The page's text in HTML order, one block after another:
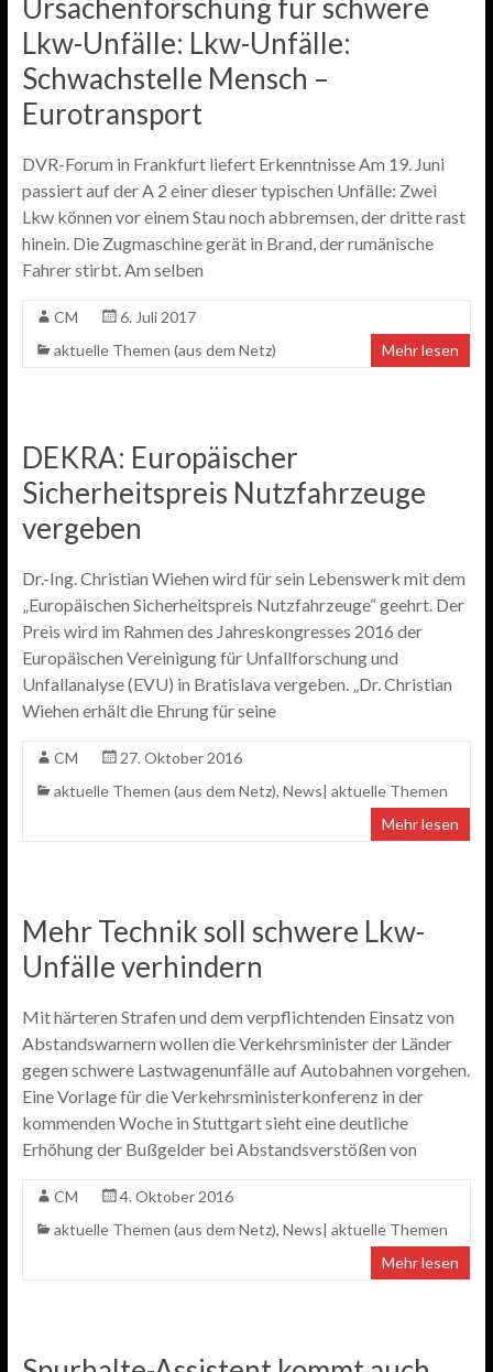
Ursachenforschung für schwere
Lkw-Unfälle: Lkw-Unfälle:
Schwachstelle Mensch –
Eurotransport
DVR-Forum in Frankfurt liefert Erkenntnisse Am 19. Juni
passiert auf der A 2 einer dieser typischen Unfälle: Zwei
Lkw können vor einem Stau noch abbremsen, der dritte rast
hinein. Die Zugmaschine gerät in Brand, der rumänische
Fahrer stirbt. Am selben
CM
6. Juli 2017
aktuelle Themen (aus dem Netz)
Mehr lesen
DEKRA: Europäischer
Sicherheitspreis Nutzfahrzeuge
vergeben
Dr.-Ing. Christian Wiehen wird für sein Lebenswerk mit dem
„Europäischen Sicherheitspreis Nutzfahrzeuge“ geehrt. Der
Preis wird im Rahmen des Jahreskongresses 2016 der
Europäischen Vereinigung für Unfallforschung und
Unfallanalyse (EVU) in Bratislava vergeben. „Dr. Christian
Wiehen erhält die Ehrung für seine
CM
27. Oktober 2016
aktuelle Themen (aus dem Netz), News| aktuelle Themen
Mehr lesen
Mehr Technik soll schwere Lkw-
Unfälle verhindern
Mit härteren Strafen und dem verpflichtenden Einsatz von
Abstandswarnern wollen die Verkehrsminister der Länder
gegen schwere Lastwagenunfälle auf Autobahnen vorgehen.
Eine Vorlage für die Verkehrsministerkonferenz in der
kommenden Woche in Stuttgart sieht eine deutliche
Erhöhung der Bußgelder bei Abstandsverstößen von
CM
4. Oktober 2016
aktuelle Themen (aus dem Netz), News| aktuelle Themen
Mehr lesen